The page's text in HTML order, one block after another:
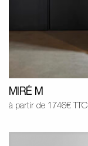
MIRÉ M
à partir de 1746€ TTC